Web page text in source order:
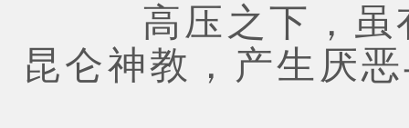
高压之下，虽有
昆仑神教，产生厌